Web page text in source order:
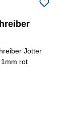
Jotter
rot